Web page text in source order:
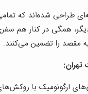
طراحی شده‌اند که
همگی در کنار هم
مقصد را تضمین می‌کنند.
ارگونومیک با